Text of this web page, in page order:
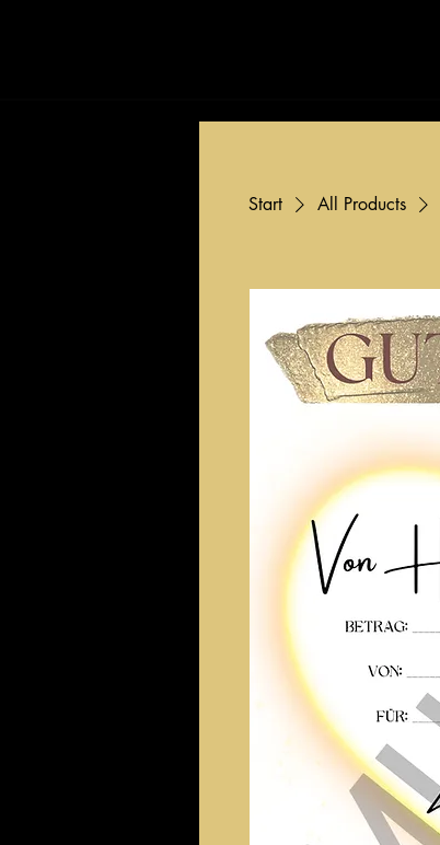
Start All Products